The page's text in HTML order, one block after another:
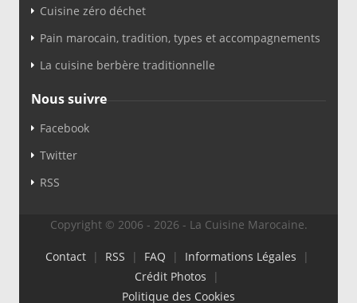
Cuisine zéro déchet
Pain marocain, tradition, types et accompagnements
La cuisine berbère traditionnelle
Nous suivre
Facebook
Twitter
RSS
Copyright © 2006 - 2026 - La Cuisine Marocaine.
Contact| RSS | FAQ | Informations Légales |
Crédit Photos |
Politique des Cookies